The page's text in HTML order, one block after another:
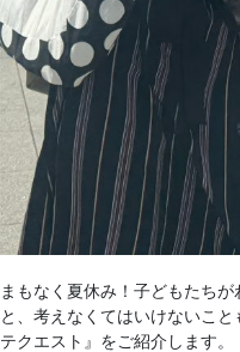
まもなく夏休み！子どもたち
と、考えなくてはいけないこ
テクエスト』をご紹介します。